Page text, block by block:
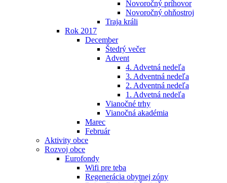
Novoročný príhovor
Novoročný ohňostroj
Traja králi
Rok 2017
December
Štedrý večer
Advent
4. Advetná nedeľa
3. Adventná nedeľa
2. Adventná nedeľa
1. Advetná nedeľa
Vianočné trhy
Vianočná akadémia
Marec
Február
Aktivity obce
Rozvoj obce
Eurofondy
Wifi pre teba
Regenerácia obytnej zóny